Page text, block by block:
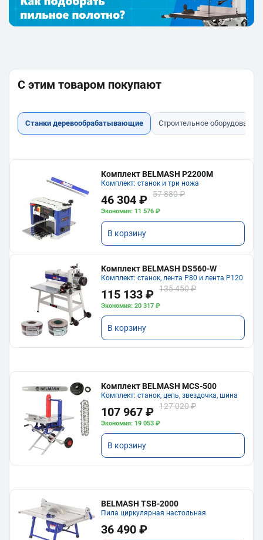
С этим товаром покупают
Станки деревообрабатывающие Строительное оборудование
Комплект BELMASH P2200M
Комплект: станок и три ножа
46 304 ₽ 57 880 ₽
Экономия: 11 576 ₽
В корзину
Комплект BELMASH DS560-W
Комплект: станок, лента P80 и лента P120
115 133 ₽ 135 450 ₽
Экономия: 20 317 ₽
В корзину
Комплект BELMASH MCS-500
Комплект: станок, цепь, звездочка, шина
107 967 ₽ 127 020 ₽
Экономия: 19 053 ₽
В корзину
BELMASH TSB-2000
Пила циркулярная настольная
36 490 ₽